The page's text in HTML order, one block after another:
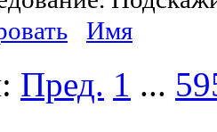
Имя
Пред. 1 ...